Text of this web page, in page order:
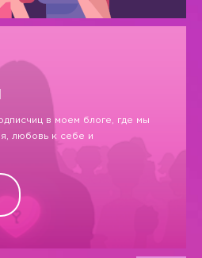
в моем блоге, где мы
любовь к себе и